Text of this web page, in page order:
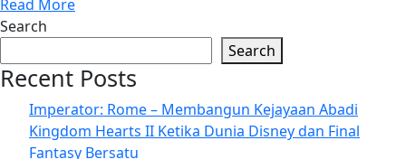
Read More
Search
Search
Recent Posts
Imperator: Rome – Membangun Kejayaan Abadi
Kingdom Hearts II Ketika Dunia Disney dan Final
Fantasy Bersatu